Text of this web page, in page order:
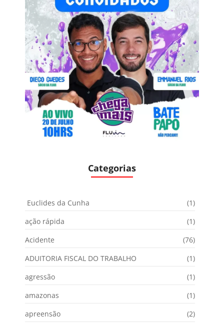
Categorias
Euclides da Cunha
(1)
ação rápida
(1)
Acidente
(76)
ADUITORIA FISCAL DO TRABALHO
(1)
agressão
(1)
amazonas
(1)
apreensão
(2)